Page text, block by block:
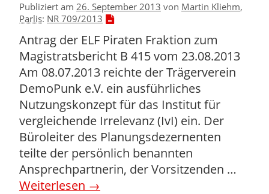
Publiziert am 26. September 2013 von Martin Kliehm,
Parlis: NR 709/2013
Antrag der ELF Piraten Fraktion zum
Magistratsbericht B 415 vom 23.08.2013
Am 08.07.2013 reichte der Trägerverein
DemoPunk e.V. ein ausführliches
Nutzungskonzept für das Institut für
vergleichende Irrelevanz (IvI) ein. Der
Büroleiter des Planungsdezernenten
teilte der persönlich benannten
Ansprechpartnerin, der Vorsitzenden …
Weiterlesen →